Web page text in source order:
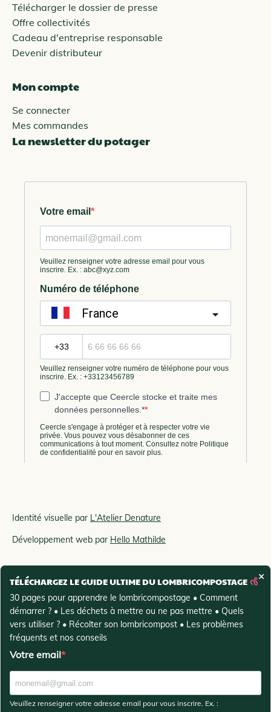
Télécharger le dossier de presse
Offre collectivités
Cadeau d'entreprise responsable
Devenir distributeur
Mon compte
Se connecter
Mes commandes
La newsletter du potager
Identité visuelle par L'Atelier Denature
Développement web par Hello Mathilde
Politique de confidentialité et mentions légales
Conditions générales de vente
×
TÉLÉCHARGEZ LE GUIDE ULTIME DU LOMBRICOMPOSTAGE
30 pages pour apprendre le lombricompostage • Comment
démarrer ? • Les déchets à mettre ou ne pas mettre • Quels
vers utiliser ? • Récolter son lombricompost • Les problèmes
fréquents et nos conseils
Votre email
Veuillez renseigner votre adresse email pour vous inscrire. Ex. :